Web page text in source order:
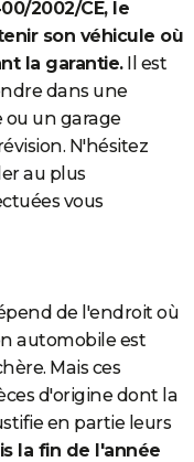
2002/CE, le
son véhicule où
la garantie.Il est
dans une
un garage
N'hésitez
au plus
vous
de l'endroit où
automobile est
Mais ces
d'origine dont la
en partie leurs
la fin de l'année